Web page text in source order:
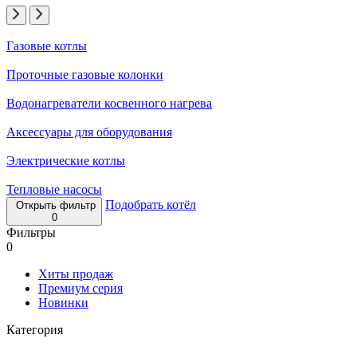
Газовые котлы
Проточные газовые колонки
Водонагреватели косвенного нагрева
Аксессуары для оборудования
Электрические котлы
Тепловые насосы
Открыть фильтр
0
Подобрать котёл
Фильтры
0
Хиты продаж
Премиум серия
Новинки
Категория